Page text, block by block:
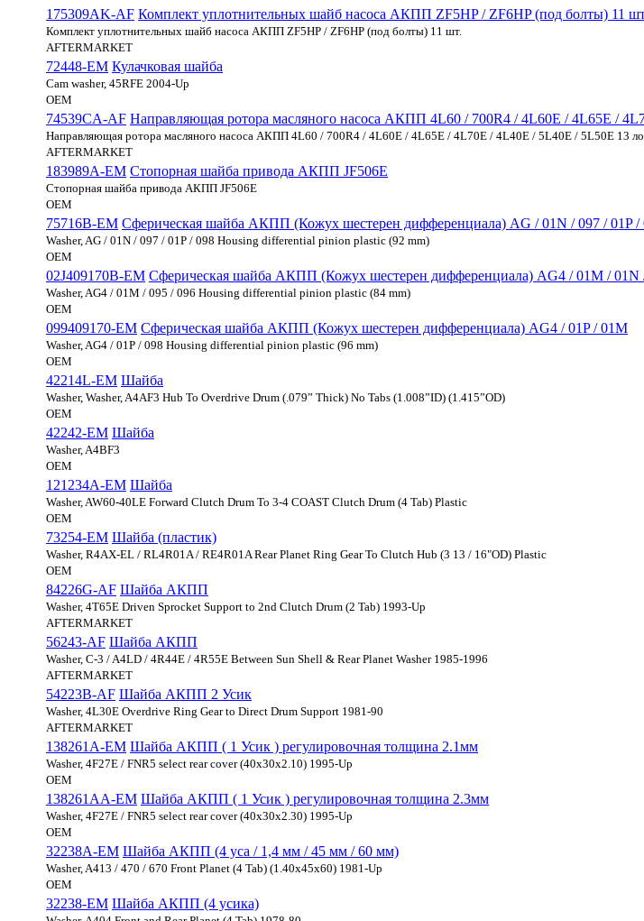
175309AK-AF Комплект уплотнительных шайб насоса АКПП ZF5HP / ZF6HP (под болты) 11
Комплект уплотнительных шайб насоса АКПП ZF5HP / ZF6HP (под болты) 11 шт.
AFTERMARKET
72448-EM Кулачковая шайба
Cam washer, 45RFE 2004-Up
OEM
74539CA-AF Направляющая ротора масляного насоса АКПП 4L60 / 700R4 / 4L60E / 4L65E /
Направляющая ротора масляного насоса АКПП 4L60 / 700R4 / 4L60E / 4L65E / 4L70E / 4L40E / 5L40E / 5L50E 13
AFTERMARKET
183989A-EM Стопорная шайба привода АКПП JF506E
Стопорная шайба привода АКПП JF506E
OEM
75716B-EM Сферическая шайба АКПП (Кожух шестерен дифференциала) AG / 01N / 097 / 01P /
Washer, AG / 01N / 097 / 01P / 098 Housing differential pinion plastic (92 mm)
OEM
02J409170B-EM Сферическая шайба АКПП (Кожух шестерен дифференциала) AG4 / 01M / 01N
Washer, AG4 / 01M / 095 / 096 Housing differential pinion plastic (84 mm)
OEM
099409170-EM Сферическая шайба АКПП (Кожух шестерен дифференциала) AG4 / 01P / 01M
Washer, AG4 / 01P / 098 Housing differential pinion plastic (96 mm)
OEM
42214L-EM Шайба
Washer, Washer, A4AF3 Hub To Overdrive Drum (.079” Thick) No Tabs (1.008”ID) (1.415”OD)
OEM
42242-EM Шайба
Washer, A4BF3
OEM
121234A-EM Шайба
Washer, AW60-40LE Forward Clutch Drum To 3-4 COAST Clutch Drum (4 Tab) Plastic
OEM
73254-EM Шайба (пластик)
Washer, R4AX-EL / RL4R01A / RE4R01A Rear Planet Ring Gear To Clutch Hub (3 13 / 16"OD) Plastic
OEM
84226G-AF Шайба АКПП
Washer, 4T65E Driven Sprocket Support to 2nd Clutch Drum (2 Tab) 1993-Up
AFTERMARKET
56243-AF Шайба АКПП
Washer, C-3 / A4LD / 4R44E / 4R55E Between Sun Shell & Rear Planet Washer 1985-1996
AFTERMARKET
54223B-AF Шайба АКПП 2 Усик
Washer, 4L30E Overdrive Ring Gear to Direct Drum Support 1981-90
AFTERMARKET
138261A-EM Шайба АКПП ( 1 Усик ) регулировочная толщина 2.1мм
Washer, 4F27E / FNR5 select rear cover (40x30x2.10) 1995-Up
OEM
138261AA-EM Шайба АКПП ( 1 Усик ) регулировочная толщина 2.3мм
Washer, 4F27E / FNR5 select rear cover (40x30x2.30) 1995-Up
OEM
32238A-EM Шайба АКПП (4 уса / 1,4 мм / 45 мм / 60 мм)
Washer, A413 / 470 / 670 Front Planet (4 Tab) (1.40x45х60) 1981-Up
OEM
32238-EM Шайба АКПП (4 усика)